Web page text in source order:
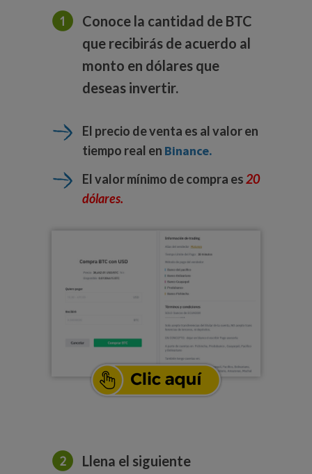
Conoce la cantidad de BTC
que recibirás de acuerdo al
monto en dólares que
deseas invertir.
El precio de venta es al valor en
tiempo real en Binance.
El valor mínimo de compra es20
dólares.
Llena el siguiente